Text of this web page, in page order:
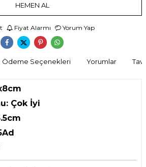
HEMEN AL
Fiyat Alarmı Yorum Yap
Ödeme Seçenekleri Yorumlar
Çok İyi